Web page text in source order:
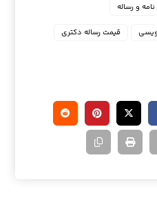
و رساله
قیمت رساله دکتری